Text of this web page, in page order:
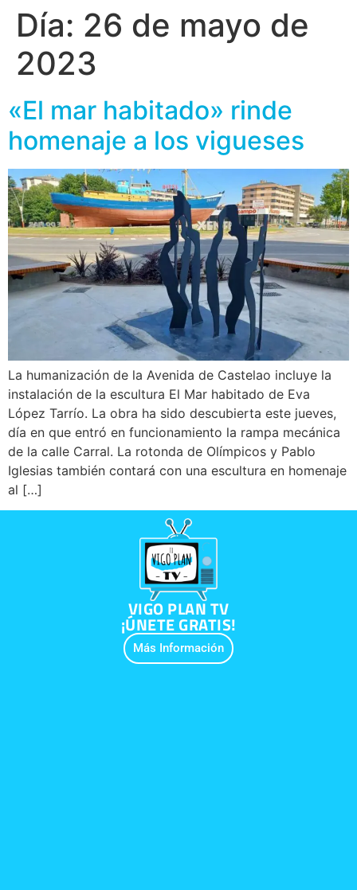
Día: 26 de mayo de
2023
«El mar habitado» rinde
homenaje a los vigueses
La humanización de la Avenida de Castelao incluye la
instalación de la escultura El Mar habitado de Eva
López Tarrío. La obra ha sido descubierta este jueves,
día en que entró en funcionamiento la rampa mecánica
de la calle Carral. La rotonda de Olímpicos y Pablo
Iglesias también contará con una escultura en homenaje
al […]
VIGO PLAN TV
¡ÚNETE GRATIS!
Más Información